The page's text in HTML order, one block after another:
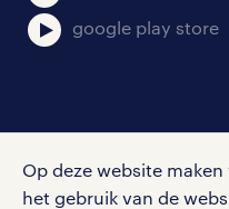
Op deze website
het gebruik van de
google play store
Volg ons voor de